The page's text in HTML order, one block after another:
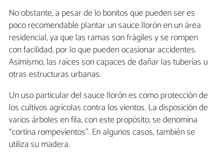
No obstante, a pesar de lo bonitos que pueden ser es
poco recomendable plantar un sauce llorón en un área
residencial, ya que las ramas son frágiles y se rompen
con facilidad, por lo que pueden ocasionar accidentes.
Asimismo, las raíces son capaces de dañar las tuberías u
otras estructuras urbanas.
Un uso particular del sauce llorón es como protección de
los cultivos agrícolas contra los vientos. La disposición de
varios árboles en fila, con este propósito, se denomina
“cortina rompevientos”. En algunos casos, también se
utiliza su madera.